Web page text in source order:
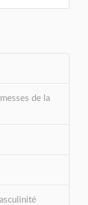
de la